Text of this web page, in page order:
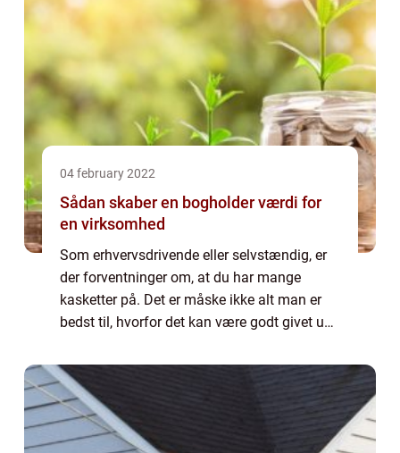
04 february 2022
Sådan skaber en bogholder værdi for
en virksomhed
Som erhvervsdrivende eller selvstændig, er
der forventninger om, at du har mange
kasketter på. Det er måske ikke alt man er
bedst til, hvorfor det kan være godt givet ud,
værdi for virksomheden ud fra dine kompe...